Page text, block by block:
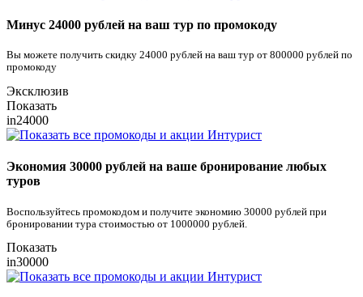
Минус 24000 рублей на ваш тур по промокоду
Вы можете получить скидку 24000 рублей на ваш тур от 800000 рублей по
промокоду
Эксклюзив
Показать
in24000
Экономия 30000 рублей на ваше бронирование любых
туров
Воспользуйтесь промокодом и получите экономию 30000 рублей при
бронировании тура стоимостью от 1000000 рублей.
Показать
in30000